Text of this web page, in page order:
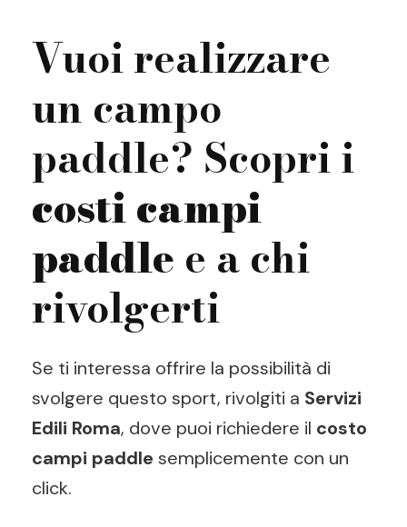
Vuoi realizzare
un campo
paddle? Scopri i
costi campi
paddle e a chi
rivolgerti
Se ti interessa offrire la possibilità di
svolgere questo sport, rivolgiti a Servizi
Edili Roma, dove puoi richiedere il costo
campi paddle semplicemente con un
click.